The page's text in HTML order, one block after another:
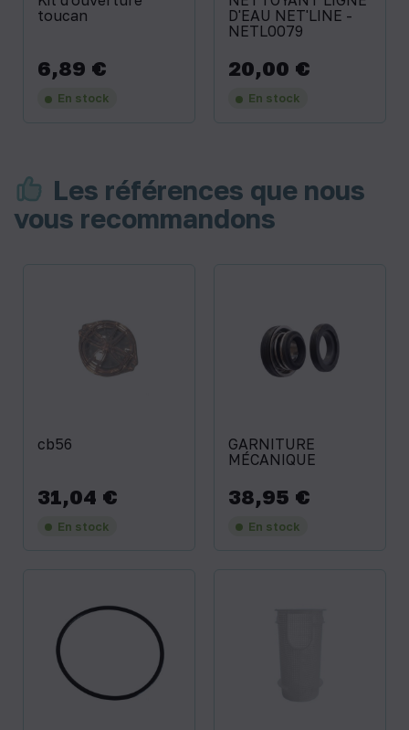
toucan
Prix
6,89 €
En stock
D'EAU NET'LINE -
NETL0079
Prix
20,00 €
En stock
Les références que nous
vous recommandons
cb56
Prix
31,04 €
En stock
GARNITURE
MÉCANIQUE
Prix
38,95 €
En stock